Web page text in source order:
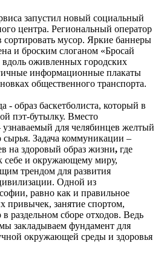
запустил новый социальный
центра. Региональный оператор
мусор. Яркие баннеры
и броским слоганом «Бросай
оживленных городских
информационные плакаты
общественного транспорта.
- образ баскетболиста, который в
пэт-бутылку. Вместо
узнаваемый для челябинцев желтый
сырья. Задача коммуникации –
на здоровый образ жизни, где
себе и окружающему миру,
трендом для развития
Одной из
равно как и правильное
привычек, занятие спортом,
в раздельном сборе отходов. Ведь
закладываем фундамент для
окружающей среды и здоровья